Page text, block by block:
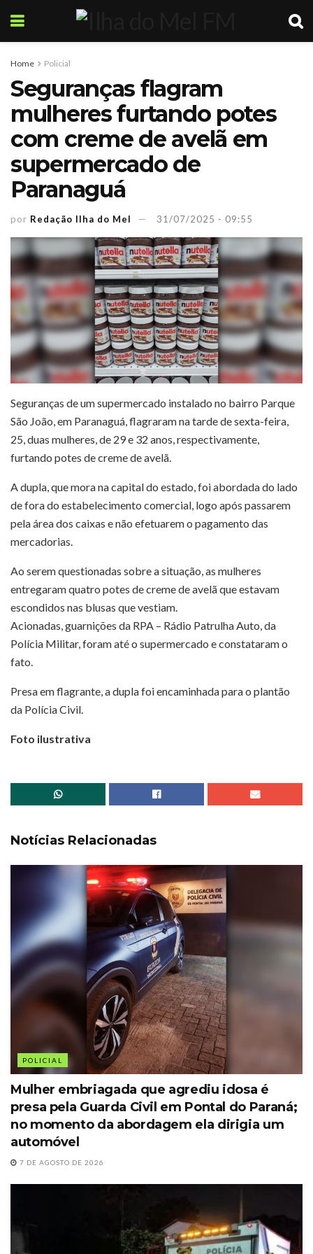
Home Policial
Seguranças flagram
mulheres furtando potes
com creme de avelã em
supermercado de
Paranaguá
por Redação Ilha do Mel 31/07/2025 - 09:55
Seguranças de um supermercado instalado no bairro Parque
São João, em Paranaguá, flagraram na tarde de sexta-feira,
25, duas mulheres, de 29 e 32 anos, respectivamente,
furtando potes de creme de avelã.
A dupla, que mora na capital do estado, foi abordada do lado
de fora do estabelecimento comercial, logo após passarem
pela área dos caixas e não efetuarem o pagamento das
mercadorias.
Ao serem questionadas sobre a situação, as mulheres
entregaram quatro potes de creme de avelã que estavam
escondidos nas blusas que vestiam.
Acionadas, guarnições da RPA – Rádio Patrulha Auto, da
Polícia Militar, foram até o supermercado e constataram o
fato.
Presa em flagrante, a dupla foi encaminhada para o plantão
da Polícia Civil.
Foto ilustrativa
Notícias Relacionadas
POLICIAL
Mulher embriagada que agrediu idosa é
presa pela Guarda Civil em Pontal do Paraná;
no momento da abordagem ela dirigia um
automóvel
7 DE AGOSTO DE 2026